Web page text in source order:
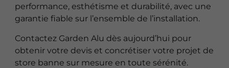
performance, esthétisme et durabilité, avec une
garantie fiable sur l’ensemble de l’installation.
Contactez Garden Alu dès aujourd’hui pour
obtenir votre devis et concrétiser votre projet de
store banne sur mesure en toute sérénité.